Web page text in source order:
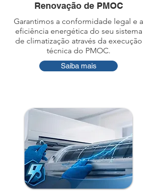
Renovação de PMOC
Garantimos a conformidade legal e a
eficiência energética do seu sistema
de climatização através da execução
técnica do PMOC.
Saiba mais